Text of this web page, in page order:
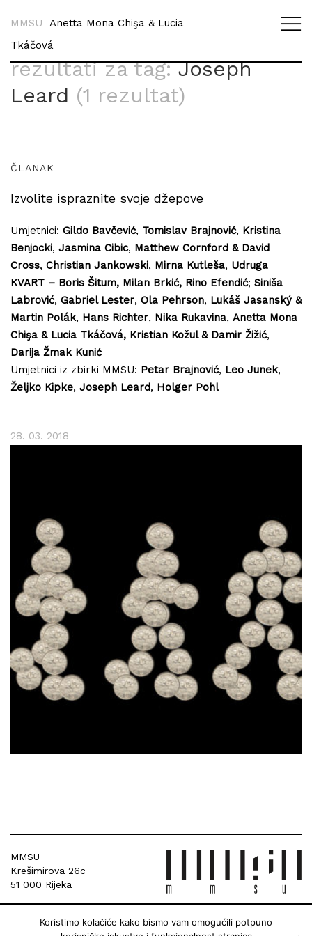
MMSU
Anetta Mona Chişa & Lucia
Tkáčová
rezultati za tag:Joseph
Leard (1 rezultat)
ČLANAK
Izvolite ispraznite svoje džepove
Umjetnici: Gildo Bavčević, Tomislav Brajnović, Kristina
Benjocki, Jasmina Cibic, Matthew Cornford & David
Cross, Christian Jankowski, Mirna Kutleša, Udruga
KVART – Boris Šitum, Milan Brkić, Rino Efendić; Siniša
Labrović, Gabriel Lester, Ola Pehrson, Lukáš Jasanský &
Martin Polák, Hans Richter, Nika Rukavina, Anetta Mona
Chişa & Lucia Tkáčová, Kristian Kožul & Damir Žižić,
Darija Žmak Kunić
Umjetnici iz zbirki MMSU: Petar Brajnović, Leo Junek,
Željko Kipke, Joseph Leard, Holger Pohl
28. 03. 2018
MMSU
Krešimirova 26c
51 000 Rijeka
Koristimo kolačiće kako bismo vam omogućili potpuno